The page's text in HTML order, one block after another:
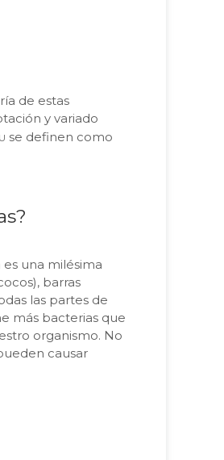
de estas
y variado
se definen como
una milésima
barras
las partes de
más bacterias que
organismo. No
causar